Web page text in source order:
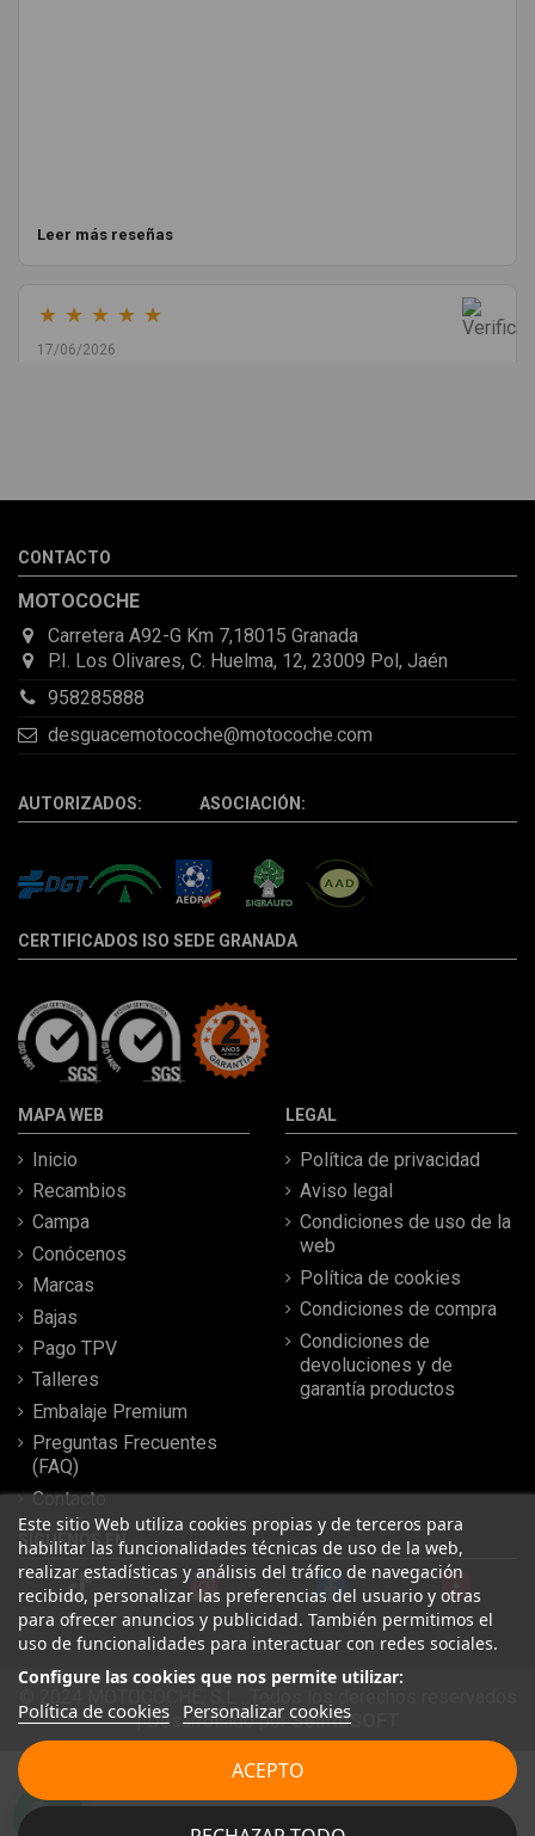
Leer más reseñas
★ ★ ★ ★ ★
17/06/2026
la pieza llegó correcta y bien embalada, además de llegarme 2
Leer más reseñas
CONTACTO
MOTOCOCHE
Carretera A92-G Km 7,18015 Granada
P.I. Los Olivares, C. Huelma, 12, 23009 Pol, Jaén
958285888
desguacemotocoche@motocoche.com
AUTORIZADOS: ASOCIACIÓN:
CERTIFICADOS ISO SEDE GRANADA
MAPA WEB
Inicio
Recambios
Campa
Conócenos
Marcas
Bajas
Pago TPV
Talleres
Embalaje Premium
Preguntas Frecuentes
(FAQ)
Contacto
LEGAL
Política de privacidad
Aviso legal
Condiciones de uso de la
web
Política de cookies
Condiciones de compra
Condiciones de
devoluciones y de
garantía productos
Este sitio Web utiliza cookies propias y de terceros para
habilitar las funcionalidades técnicas de uso de la web,
realizar estadísticas y análisis del tráfico de navegación
recibido, personalizar las preferencias del usuario y otras
para ofrecer anuncios y publicidad. También permitimos el
uso de funcionalidades para interactuar con redes sociales.
Configure las cookies que nos permite utilizar:
Política de cookies Personalizar cookies
ACEPTO
SÍGUENOS EN
| Desarrollado porSeintoSOFT